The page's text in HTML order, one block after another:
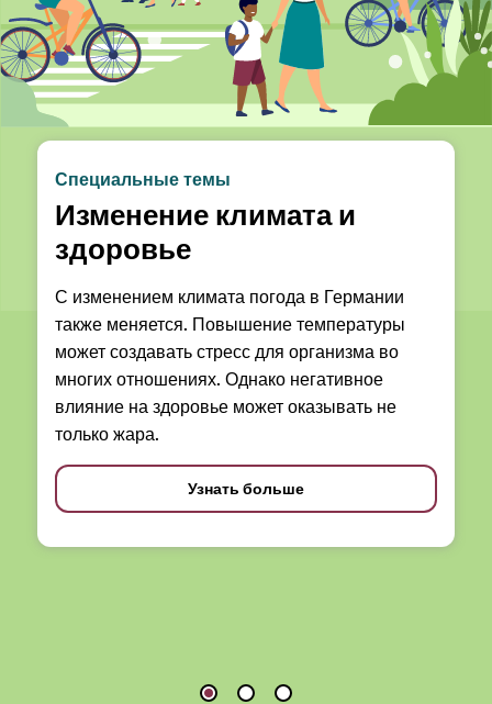
Специальные темы
Изменение климата и
здоровье
С изменением климата погода в Германии
также меняется. Повышение температуры
может создавать стресс для организма во
многих отношениях. Однако негативное
влияние на здоровье может оказывать не
только жара.
Узнать больше